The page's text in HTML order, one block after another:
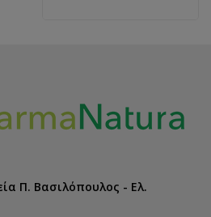
Π. Βασιλόπουλος - Ελ.